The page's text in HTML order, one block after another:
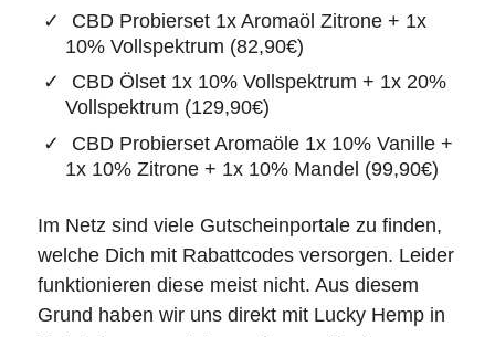
CBD Probierset 1x Aromaöl Zitrone + 1x
10% Vollspektrum (82,90€)
CBD Ölset 1x 10% Vollspektrum + 1x 20%
Vollspektrum (129,90€)
CBD Probierset Aromaöle 1x 10% Vanille +
1x 10% Zitrone + 1x 10% Mandel (99,90€)
Im Netz sind viele Gutscheinportale zu finden,
welche Dich mit Rabattcodes versorgen. Leider
funktionieren diese meist nicht. Aus diesem
Grund haben wir uns direkt mit Lucky Hemp in